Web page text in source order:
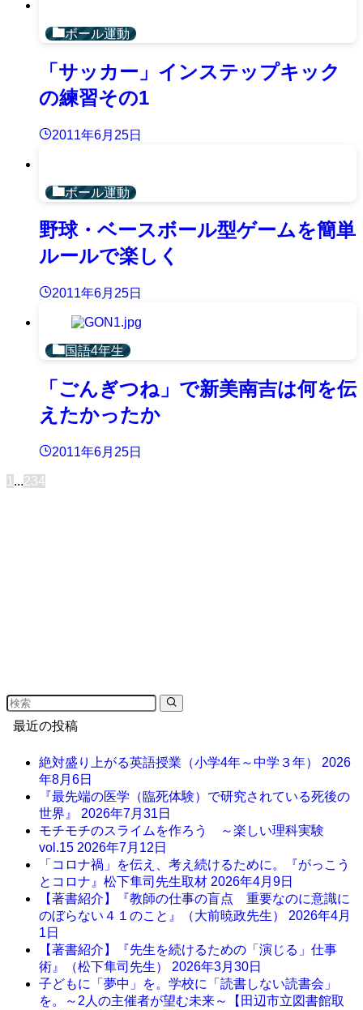
ボール運動
「サッカー」インステップキック
の練習その1
2011年6月25日
ボール運動
野球・ベースボール型ゲームを簡単
ルールで楽しく
2011年6月25日
国語4年生
「ごんぎつね」で新美南吉は何を伝
えたかったか
2011年6月25日
1 ...234
最近の投稿
絶対盛り上がる英語授業（小学4年～中学３年） 2026
年8月6日
『最先端の医学（臨死体験）で研究されている死後の
世界』 2026年7月31日
モチモチのスライムを作ろう ～楽しい理科実験
vol.15 2026年7月12日
「コロナ禍」を伝え、考え続けるために。『がっこう
とコロナ』松下隼司先生取材 2026年4月9日
【著書紹介】『教師の仕事の盲点 重要なのに意識に
のぼらない４１のこと』（大前暁政先生） 2026年4月
1日
【著書紹介】『先生を続けるための「演じる」仕事
術』（松下隼司先生） 2026年3月30日
子どもに「夢中」を。学校に「読書しない読書会」
を。～2人の主催者が望む未来～【田辺市立図書館取